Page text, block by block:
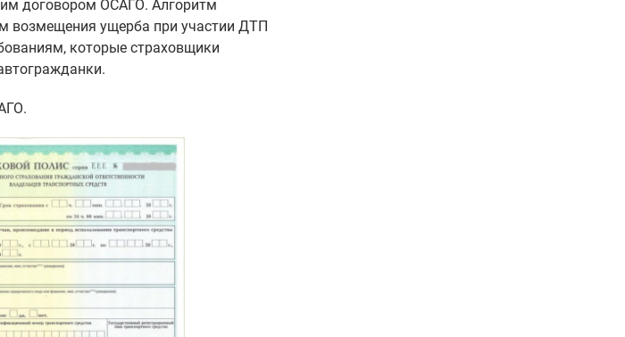
договором ОСАГО. Алгоритм
возмещения ущерба при участии ДТП
которые страховщики